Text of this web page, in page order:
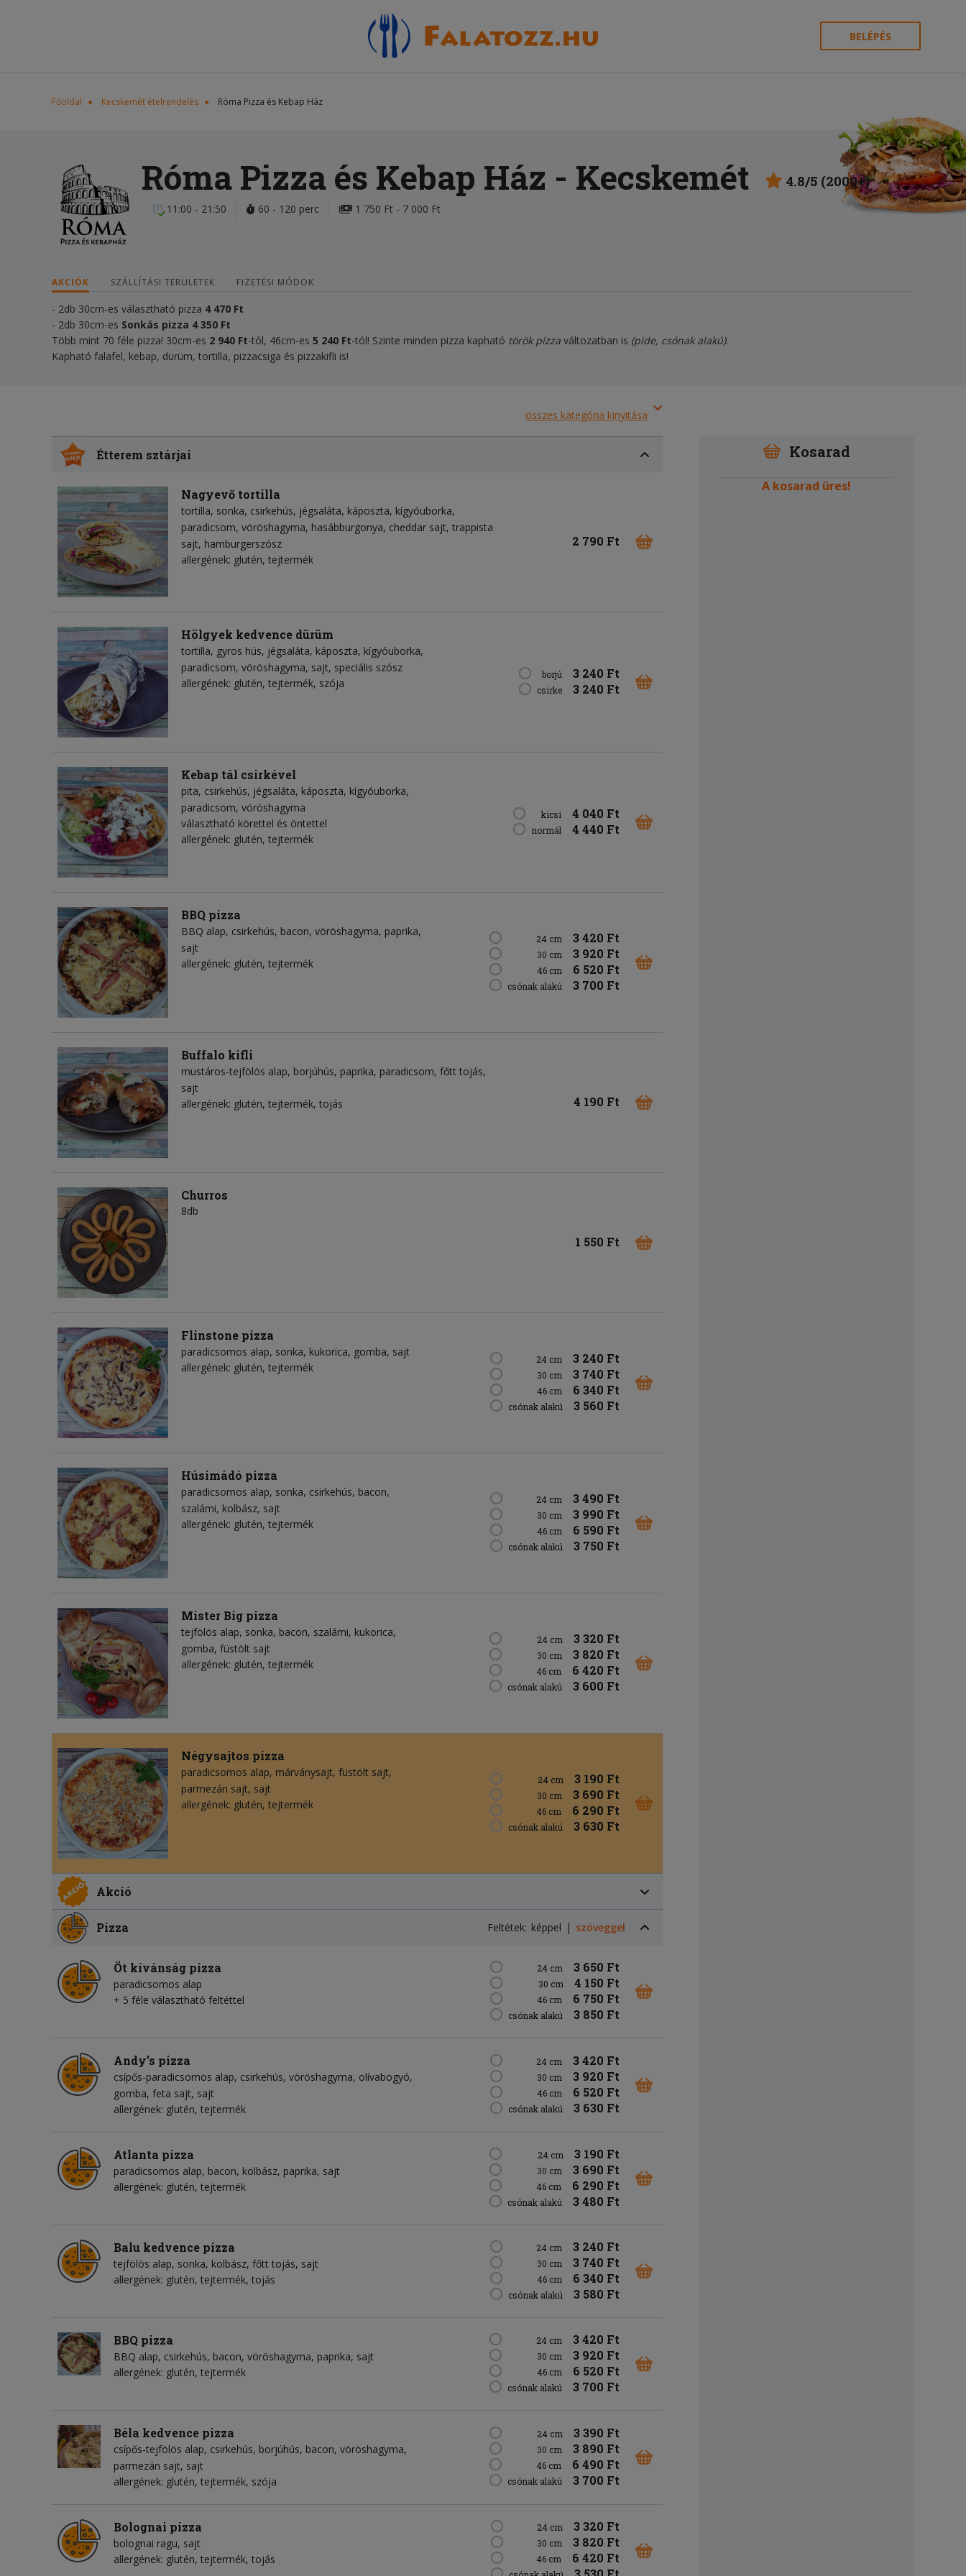
BELÉPÉS
Főoldal Kecskemét ételrendelés Róma Pizza és Kebap Ház
Róma Pizza és Kebap Ház - Kecskemét 4.8/5 (2000+)
11:00 - 21:50 60 - 120 perc 1 750 Ft - 7 000 Ft
AKCIÓK SZÁLLÍTÁSI TERÜLETEK FIZETÉSI MÓDOK
- 2db 30cm-es választható pizza 4 470 Ft
- 2db 30cm-es Sonkás pizza 4 350 Ft
Több mint 70 féle pizza! 30cm-es 2 940 Ft-tól, 46cm-es 5 240 Ft-tól! Szinte minden pizza kapható török pizza változatban is (pide, csónak alakú).
Kapható falafel, kebap, dürüm, tortilla, pizzacsiga és pizzakifli is!
összes kategória kinyitása
Étterem sztárjai
Nagyevő tortilla
tortilla sonka csirkehús jégsaláta káposzta kígyóuborka
paradicsom vöröshagyma hasábburgonya cheddar sajt trappista
sajt hamburgerszósz
allergének: glutén, tejtermék
2 790 Ft
Hölgyek kedvence dürüm
tortilla gyros hús jégsaláta káposzta kígyóuborka
paradicsom vöröshagyma sajt speciális szósz
allergének: glutén, tejtermék, szója
borjú 3 240 Ft
csirke 3 240 Ft
Kebap tál csirkével
pita csirkehús jégsaláta káposzta kígyóuborka
paradicsom vöröshagyma
választható körettel és öntettel
allergének: glutén, tejtermék
kicsi 4 040 Ft
normál 4 440 Ft
BBQ pizza
BBQ alap csirkehús bacon vöröshagyma paprika
sajt
allergének: glutén, tejtermék
24 cm 3 420 Ft
30 cm 3 920 Ft
46 cm 6 520 Ft
csónak alakú 3 700 Ft
Buffalo kifli
mustáros-tejfölös alap borjúhús paprika paradicsom főtt tojás
sajt
allergének: glutén, tejtermék, tojás
4 190 Ft
Churros
8db
1 550 Ft
Flinstone pizza
paradicsomos alap sonka kukorica gomba sajt
allergének: glutén, tejtermék
24 cm 3 240 Ft
30 cm 3 740 Ft
46 cm 6 340 Ft
csónak alakú 3 560 Ft
Húsimádó pizza
paradicsomos alap sonka csirkehús bacon
szalámi kolbász sajt
allergének: glutén, tejtermék
24 cm 3 490 Ft
30 cm 3 990 Ft
46 cm 6 590 Ft
csónak alakú 3 750 Ft
Mister Big pizza
tejfölös alap sonka bacon szalámi kukorica
gomba füstölt sajt
allergének: glutén, tejtermék
24 cm 3 320 Ft
30 cm 3 820 Ft
46 cm 6 420 Ft
csónak alakú 3 600 Ft
Négysajtos pizza
paradicsomos alap márványsajt füstölt sajt
parmezán sajt sajt
allergének: glutén, tejtermék
24 cm 3 190 Ft
30 cm 3 690 Ft
46 cm 6 290 Ft
csónak alakú 3 630 Ft
Akció
Pizza Feltétek: képpel szöveggel
Öt kívánság pizza
paradicsomos alap
+ 5 féle választható feltéttel
24 cm 3 650 Ft
30 cm 4 150 Ft
46 cm 6 750 Ft
csónak alakú 3 850 Ft
Andy’s pizza
csípős-paradicsomos alap csirkehús vöröshagyma olívabogyó
gomba feta sajt sajt
allergének: glutén, tejtermék
24 cm 3 420 Ft
30 cm 3 920 Ft
46 cm 6 520 Ft
csónak alakú 3 630 Ft
Atlanta pizza
paradicsomos alap bacon kolbász paprika sajt
allergének: glutén, tejtermék
24 cm 3 190 Ft
30 cm 3 690 Ft
46 cm 6 290 Ft
csónak alakú 3 480 Ft
Balu kedvence pizza
tejfölös alap sonka kolbász főtt tojás sajt
allergének: glutén, tejtermék, tojás
24 cm 3 240 Ft
30 cm 3 740 Ft
46 cm 6 340 Ft
csónak alakú 3 580 Ft
BBQ pizza
BBQ alap csirkehús bacon vöröshagyma paprika sajt
allergének: glutén, tejtermék
24 cm 3 420 Ft
30 cm 3 920 Ft
46 cm 6 520 Ft
csónak alakú 3 700 Ft
Béla kedvence pizza
csípős-tejfölös alap csirkehús borjúhús bacon vöröshagyma
parmezán sajt sajt
allergének: glutén, tejtermék, szója
24 cm 3 390 Ft
30 cm 3 890 Ft
46 cm 6 490 Ft
csónak alakú 3 700 Ft
Bolognai pizza
bolognai ragu sajt
allergének: glutén, tejtermék, tojás
24 cm 3 320 Ft
30 cm 3 820 Ft
46 cm 6 420 Ft
Kosarad
A kosarad üres!